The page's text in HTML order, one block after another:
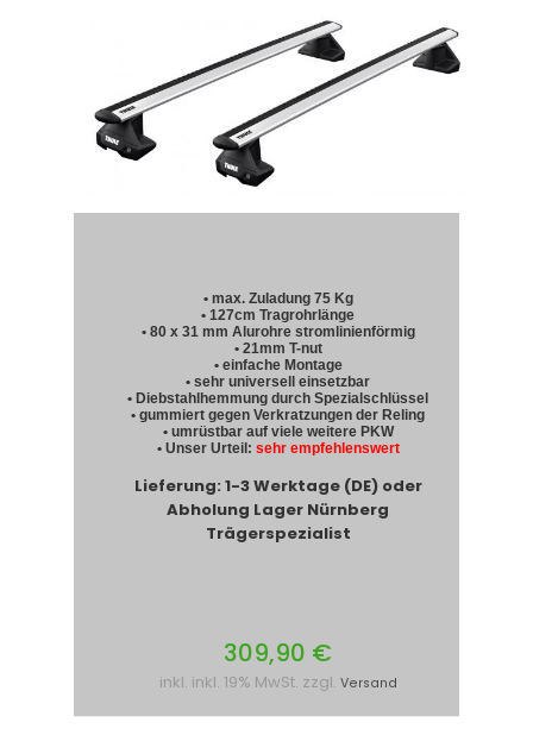
• max. Zuladung 75 Kg
• 127cm Tragrohrlänge
• 80 x 31 mm Alurohre stromlinienförmig
• 21mm T-nut
• einfache Montage
• sehr universell einsetzbar
• Diebstahlhemmung durch Spezialschlüssel
• gummiert gegen Verkratzungen der Reling
• umrüstbar auf viele weitere PKW
• Unser Urteil: sehr empfehlenswert
Lieferung: 1-3 Werktage (DE) oder
Abholung Lager Nürnberg
Trägerspezialist
309,90 €
inkl. inkl. 19% MwSt. zzgl. Versand